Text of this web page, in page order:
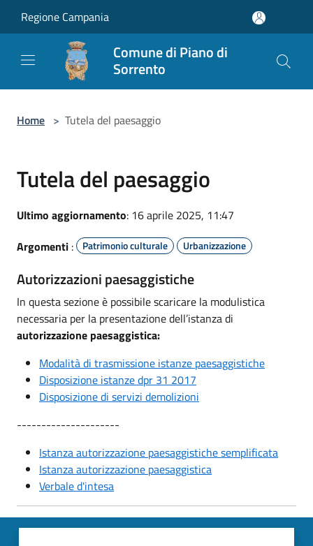
Regione Campania
Comune di Piano di
Sorrento
Home > Tutela del paesaggio
Tutela del paesaggio
Ultimo aggiornamento: 16 aprile 2025, 11:47
Argomenti : Patrimonio culturale Urbanizzazione
Autorizzazioni paesaggistiche
In questa sezione è possibile scaricare la modulistica
necessaria per la presentazione dell’istanza di
autorizzazione paesaggistica:
Modalità di trasmissione istanze paesaggistiche
Disposizione istanze dpr 31 2017
Disposizione di servizi demolizioni
---------------------
Istanza autorizzazione paesaggistiche semplificata
Istanza autorizzazione paesaggistica
Verbale d'intesa